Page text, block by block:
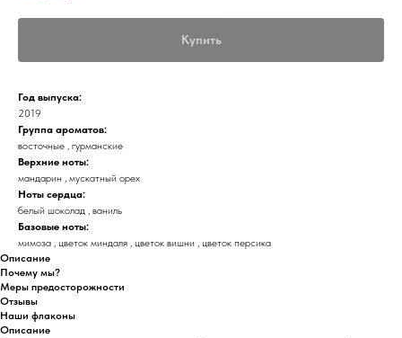
Купить
Год выпуска:
2019
Группа ароматов:
восточные , гурманские
Верхние ноты:
мандарин , мускатный орех
Ноты сердца:
белый шоколад , ваниль
Базовые ноты:
мимоза , цветок миндаля , цветок вишни , цветок персика
Описание
Почему мы?
Меры предосторожности
Отзывы
Наши флаконы
Описание